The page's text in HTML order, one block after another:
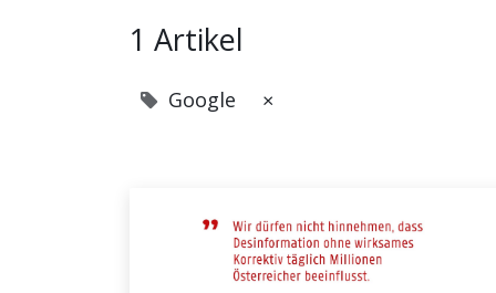
1 Artikel
Google ×